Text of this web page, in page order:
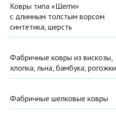
Ковры типа «Шегги»
с длинным толстым ворсом
синтетика, шерсть
Фабричные ковры из вискозы,
хлопка, льна, бамбука, рогожки
Фабричные шелковые ковры